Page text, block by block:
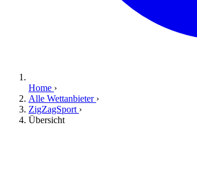
Home ›
Alle Wettanbieter ›
ZigZagSport ›
Übersicht